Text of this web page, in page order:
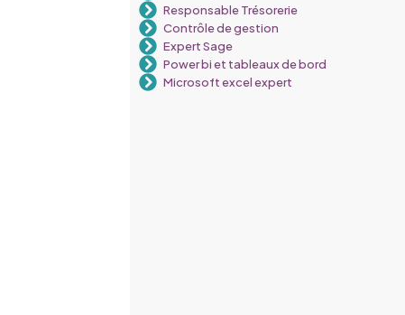
Responsable Trésorerie
Contrôle de gestion
Expert Sage
Power bi et tableaux de bord
Microsoft excel expert